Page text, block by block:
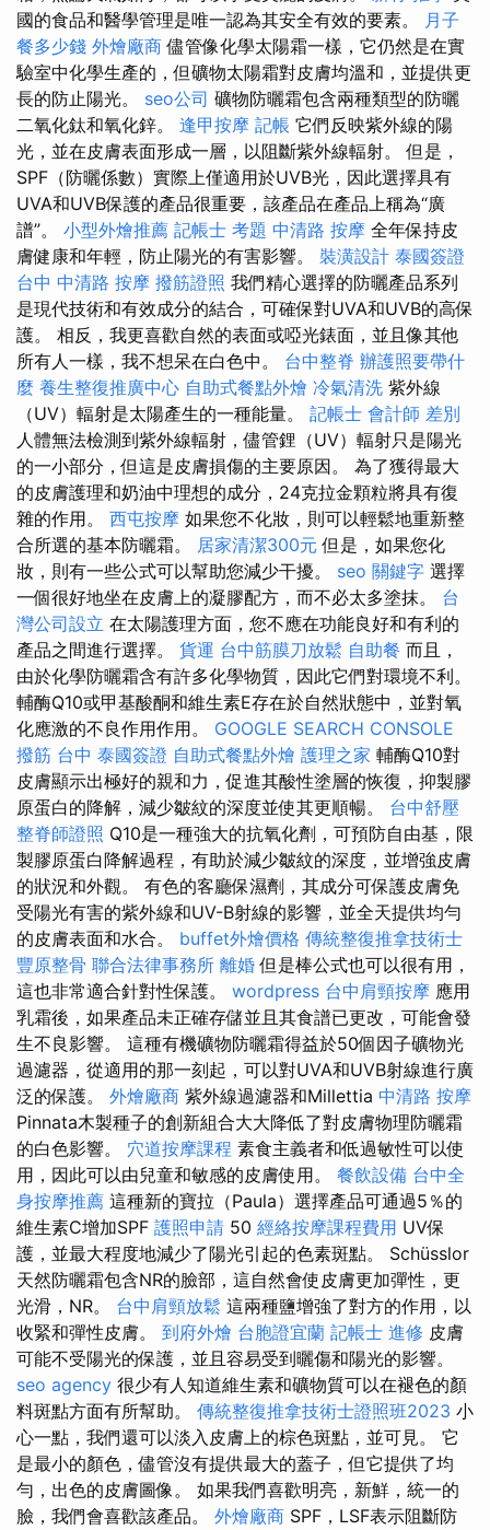
國的食品和醫學管理是唯一認為其安全有效的要素。 月子
餐多少錢 外燴廠商 儘管像化學太陽霜一樣，它仍然是在實
驗室中化學生產的，但礦物太陽霜對皮膚均溫和，並提供更
長的防止陽光。 seo公司 礦物防曬霜包含兩種類型的防曬
二氧化鈦和氧化鋅。 逢甲按摩 記帳 它們反映紫外線的陽
光，並在皮膚表面形成一層，以阻斷紫外線輻射。 但是，
SPF（防曬係數）實際上僅適用於UVB光，因此選擇具有
UVA和UVB保護的產品很重要，該產品在產品上稱為“廣
譜”。 小型外燴推薦 記帳士 考題 中清路 按摩 全年保持皮
膚健康和年輕，防止陽光的有害影響。 裝潢設計 泰國簽證
台中 中清路 按摩 撥筋證照 我們精心選擇的防曬產品系列
是現代技術和有效成分的結合，可確保對UVA和UVB的高保
護。 相反，我更喜歡自然的表面或啞光錶面，並且像其他
所有人一樣，我不想呆在白色中。 台中整脊 辦護照要帶什
麼 養生整復推廣中心 自助式餐點外燴 冷氣清洗 紫外線
（UV）輻射是太陽產生的一種能量。 記帳士 會計師 差別
人體無法檢測到紫外線輻射，儘管鋰（UV）輻射只是陽光
的一小部分，但這是皮膚損傷的主要原因。 為了獲得最大
的皮膚護理和奶油中理想的成分，24克拉金顆粒將具有復
雜的作用。 西屯按摩 如果您不化妝，則可以輕鬆地重新整
合所選的基本防曬霜。 居家清潔300元 但是，如果您化
妝，則有一些公式可以幫助您減少干擾。 seo 關鍵字 選擇
一個很好地坐在皮膚上的凝膠配方，而不必太多塗抹。 台
灣公司設立 在太陽護理方面，您不應在功能良好和有利的
產品之間進行選擇。 貨運 台中筋膜刀放鬆 自助餐 而且，
由於化學防曬霜含有許多化學物質，因此它們對環境不利。
輔酶Q10或甲基酸酮和維生素E存在於自然狀態中，並對氧
化應激的不良作用作用。 GOOGLE SEARCH CONSOLE
撥筋 台中 泰國簽證 自助式餐點外燴 護理之家 輔酶Q10對
皮膚顯示出極好的親和力，促進其酸性塗層的恢復，抑製膠
原蛋白的降解，減少皺紋的深度並使其更順暢。 台中舒壓
整脊師證照 Q10是一種強大的抗氧化劑，可預防自由基，限
製膠原蛋白降解過程，有助於減少皺紋的深度，並增強皮膚
的狀況和外觀。 有色的客廳保濕劑，其成分可保護皮膚免
受陽光有害的紫外線和UV-B射線的影響，並全天提供均勻
的皮膚表面和水合。 buffet外燴價格 傳統整復推拿技術士
豐原整骨 聯合法律事務所 離婚 但是棒公式也可以很有用，
這也非常適合針對性保護。 wordpress 台中肩頸按摩 應用
乳霜後，如果產品未正確存儲並且其食譜已更改，可能會發
生不良影響。 這種有機礦物防曬霜得益於50個因子礦物光
過濾器，從適用的那一刻起，可以對UVA和UVB射線進行廣
泛的保護。 外燴廠商 紫外線過濾器和Millettia 中清路 按摩
Pinnata木製種子的創新組合大大降低了對皮膚物理防曬霜
的白色影響。 穴道按摩課程 素食主義者和低過敏性可以使
用，因此可以由兒童和敏感的皮膚使用。 餐飲設備 台中全
身按摩推薦 這種新的寶拉（Paula）選擇產品可通過5％的
維生素C增加SPF 護照申請 50 經絡按摩課程費用 UV保
護，並最大程度地減少了陽光引起的色素斑點。 Schüsslor
天然防曬霜包含NR的臉部，這自然會使皮膚更加彈性，更
光滑，NR。 台中肩頸放鬆 這兩種鹽增強了對方的作用，以
收緊和彈性皮膚。 到府外燴 台胞證宜蘭 記帳士 進修 皮膚
可能不受陽光的保護，並且容易受到曬傷和陽光的影響。
seo agency 很少有人知道維生素和礦物質可以在褪色的顏
料斑點方面有所幫助。 傳統整復推拿技術士證照班2023 小
心一點，我們還可以淡入皮膚上的棕色斑點，並可見。 它
是最小的顏色，儘管沒有提供最大的蓋子，但它提供了均
勻，出色的皮膚圖像。 如果我們喜歡明亮，新鮮，統一的
臉，我們會喜歡該產品。 外燴廠商 SPF，LSF表示阻斷防